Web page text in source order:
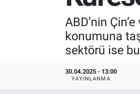
ABD’nin
konumuna
sektörü ise
30.04.2025 - 13:00
YAYINLANMA
Otomasyon
Depolama Çözümleri
İnşaat ve Malzeme